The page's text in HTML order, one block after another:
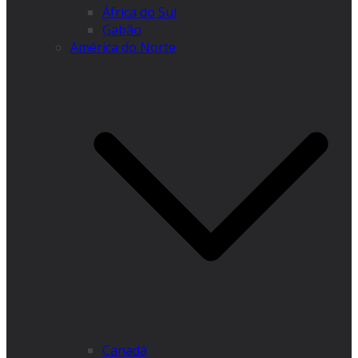
África do Sul
Gabão
América do Norte
Canadá